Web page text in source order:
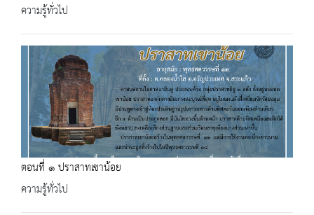
ความรู้ทั่วไป
ตอนที่​ ๑​ ปราสาทเขาน้อย
ความรู้ทั่วไป